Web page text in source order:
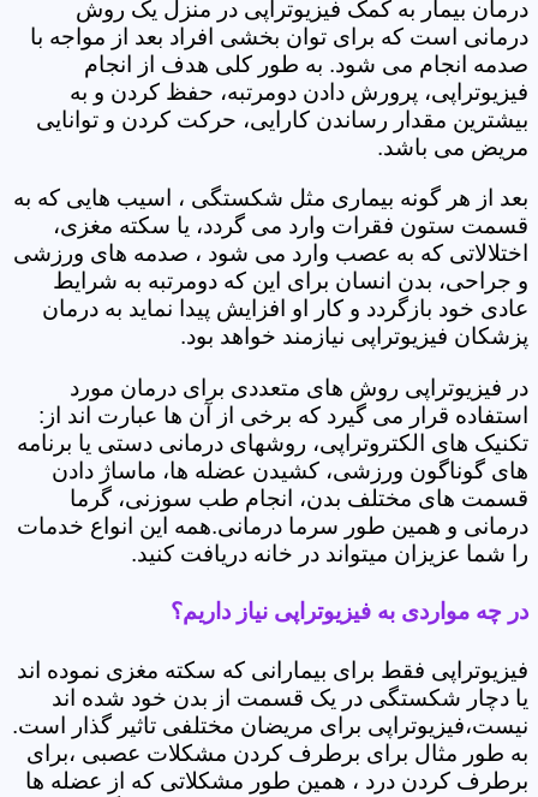
درمان بیمار به کمک فیزیوتراپی در منزل یک روش
درمانی است که برای توان بخشی افراد بعد از مواجه با
صدمه انجام می شود. به طور کلی هدف از انجام
فیزیوتراپی، پرورش دادن دومرتبه، حفظ کردن و به
بیشترین مقدار رساندن کارایی، حرکت کردن و توانایی
مریض می باشد.
بعد از هر گونه بیماری مثل شکستگی ، اسیب هایی که به
قسمت ستون فقرات وارد می گردد، یا سکته مغزی،
اختلالاتی که به عصب وارد می شود ، صدمه های ورزشی
و جراحی، بدن انسان برای این که دومرتبه به شرایط
عادی خود بازگردد و کار او افزایش پیدا نماید به درمان
پزشکان فیزیوتراپی نیازمند خواهد بود.
در فیزیوتراپی روش های متعددی برای درمان مورد
استفاده قرار می گیرد که برخی از آن ها عبارت اند از:
تکنیک های الکتروتراپی، روشهای درمانی دستی یا برنامه
های گوناگون ورزشی، کشیدن عضله ها، ماساژ دادن
قسمت های مختلف بدن، انجام طب سوزنی، گرما
درمانی و همین طور سرما درمانی.همه این انواع خدمات
را شما عزیزان میتواند در خانه دریافت کنید.
در چه مواردی به فیزیوتراپی نیاز داریم؟
فیزیوتراپی فقط برای بیمارانی که سکته مغزی نموده اند
یا دچار شکستگی در یک قسمت از بدن خود شده اند
نیست،فیزیوتراپی برای مریضان مختلفی تاثیر گذار است.
به طور مثال برای برطرف کردن مشکلات عصبی ،برای
برطرف کردن درد ، همین طور مشکلاتی که از عضله ها